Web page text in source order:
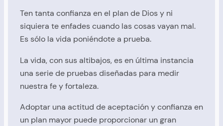
Ten tanta confianza en el plan de Dios y ni
siquiera te enfades cuando las cosas vayan mal.
Es sólo la vida poniéndote a prueba.
La vida, con sus altibajos, es en última instancia
una serie de pruebas diseñadas para medir
nuestra fe y fortaleza.
Adoptar una actitud de aceptación y confianza en
un plan mayor puede proporcionar un gran